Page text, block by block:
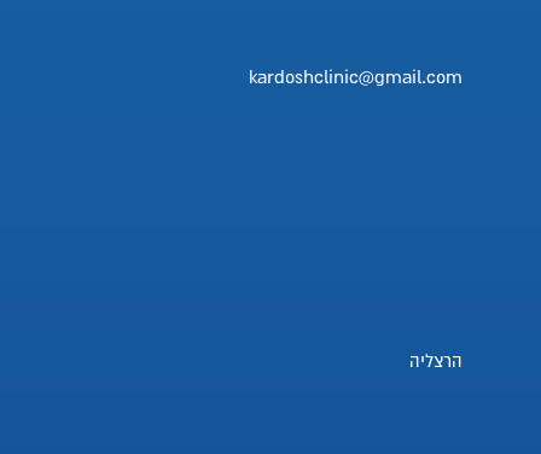
kardoshclinic@gmail.com
הרצליה